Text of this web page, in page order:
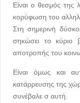
Είναι ο θεσμός της
κορύφωση του
Στη σημερινή
σηκώσει το κύριο
αποτροπής του
Είναι όμως και
κατάρρευσης της
συνέβαλε σ αυτή.